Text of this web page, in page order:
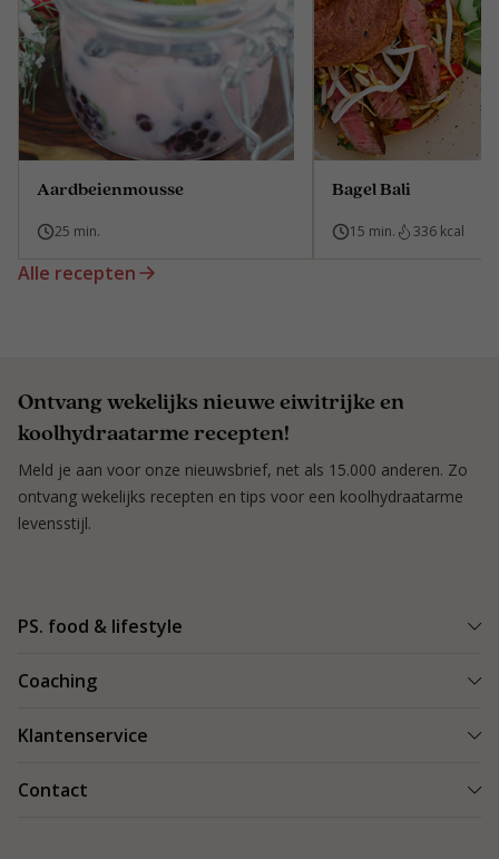
Aardbeienmousse
25 min.
Bagel Bali
15 min. 336 kcal
Alle recepten
Ontvang wekelijks nieuwe eiwitrijke en
koolhydraatarme recepten!
Meld je aan voor onze nieuwsbrief, net als 15.000 anderen. Zo
ontvang wekelijks recepten en tips voor een koolhydraatarme
levensstijl.
PS. food & lifestyle
Re-boost pakket
Coaching
Blog & Tips
Klantenservice
Contact